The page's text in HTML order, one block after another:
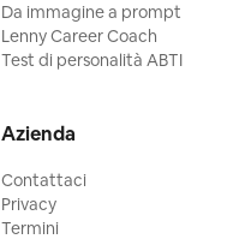
Da immagine a prompt
Lenny Career Coach
Test di personalità ABTI
Azienda
Contattaci
Privacy
Termini